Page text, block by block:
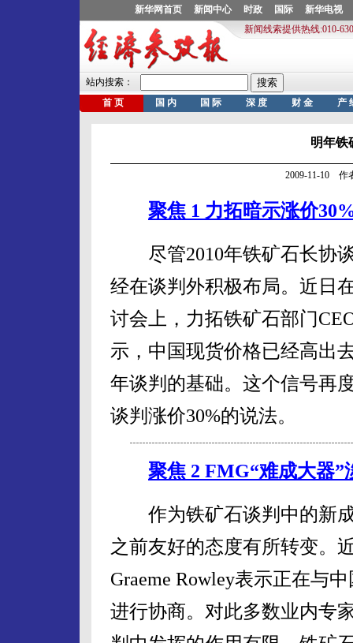
明年铁
2009-11-10 作
聚焦 1 力拓暗示涨价
尽管2010年铁矿石长协谈
经在谈判外积极布局。近日
讨会上，力拓铁矿石部门
示，中国现货价格已经高出
年谈判的基础。这个信号再
谈判涨价30%的说法。
聚焦 2 FMG“难成大器
作为铁矿石谈判中的新成
之前友好的态度有所转变。
Graeme Rowley表示正在与
进行协商。对此多数业内专